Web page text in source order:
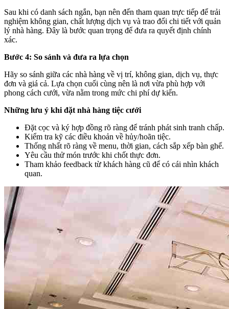
Sau khi có danh sách ngắn, bạn nên đến tham quan trực tiếp để trải
nghiệm không gian, chất lượng dịch vụ và trao đổi chi tiết với quản
lý nhà hàng. Đây là bước quan trọng để đưa ra quyết định chính
xác.
Bước 4: So sánh và đưa ra lựa chọn
Hãy so sánh giữa các nhà hàng về vị trí, không gian, dịch vụ, thực
đơn và giá cả. Lựa chọn cuối cùng nên là nơi vừa phù hợp với
phong cách cưới, vừa nằm trong mức chi phí dự kiến.
Những lưu ý khi đặt nhà hàng tiệc cưới
Đặt cọc và ký hợp đồng rõ ràng để tránh phát sinh tranh chấp.
Kiểm tra kỹ các điều khoản về hủy/hoãn tiệc.
Thống nhất rõ ràng về menu, thời gian, cách sắp xếp bàn ghế.
Yêu cầu thử món trước khi chốt thực đơn.
Tham khảo feedback từ khách hàng cũ để có cái nhìn khách
quan.